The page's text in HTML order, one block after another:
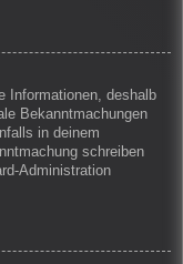
Informationen, deshalb
Bekanntmachungen
in deinem
schreiben
Administration